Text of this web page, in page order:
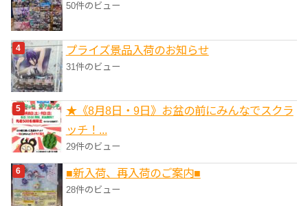
50件のビュー
プライズ景品入荷のお知らせ
31件のビュー
★《8月8日・9日》お盆の前にみんなでスクラ
ッチ！...
29件のビュー
■新入荷、再入荷のご案内■
28件のビュー